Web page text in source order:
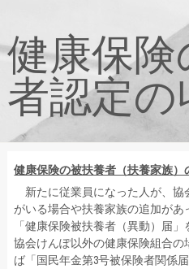
健康保
者認定
健康保険の被扶養者（扶養家族）
新たに従業員になった人が、協
がいる場合や扶養家族の追加が
「健康保険被扶養者（異動）届
協会けんぽ以外の健康保険組合
ば「国民年金第3号被保険者関係